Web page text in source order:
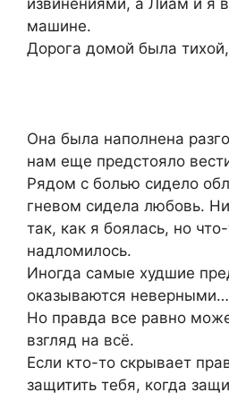
машине.
Дорога домой была
Она была наполнена
нам еще предстояло
Рядом с болью сидело
гневом сидела любовь.
так, как я боялась, но
надломилось.
Иногда самые худшие
оказываются неверными…
Но правда все равно
взгляд на всё.
Если кто-то скрывает
защитить тебя, когда